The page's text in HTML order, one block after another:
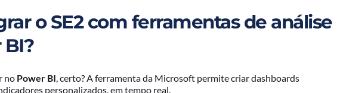
o SE2 com ferramentas de análise
no Power BI, certo? A ferramenta da Microsoft permite criar dashboards
personalizados, em tempo real.